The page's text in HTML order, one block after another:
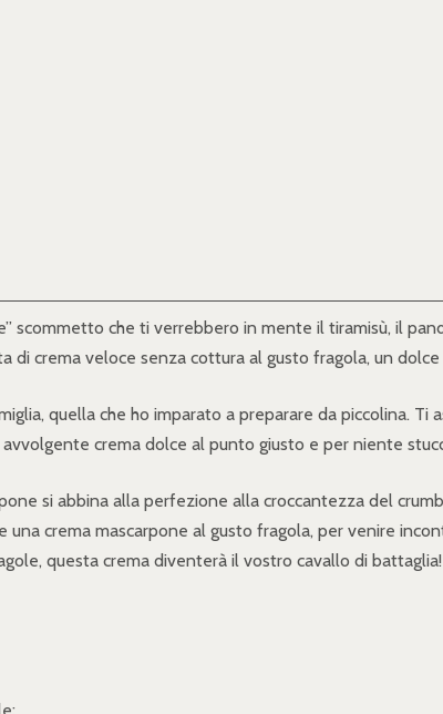
scommetto che ti verrebbero in mente il tiramisù, il
di crema veloce senza cottura al gusto fragola, un
quella che ho imparato a preparare da piccolina. Ti
crema dolce al punto giusto e per niente
si abbina alla perfezione alla croccantezza del
una crema mascarpone al gusto fragola, per venire
questa crema diventerà il vostro cavallo di battaglia!